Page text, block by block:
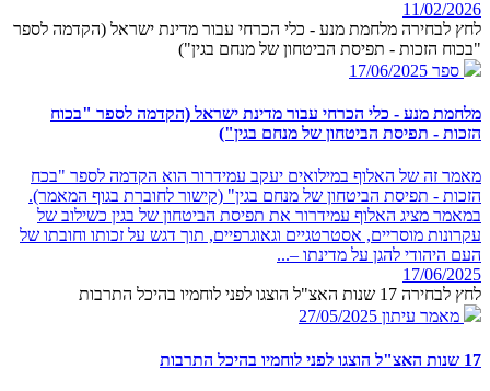
11/02/2026
לחץ לבחירה מלחמת מנע - כלי הכרחי עבור מדינת ישראל (הקדמה לספר
"בכוח הזכות - תפיסת הביטחון של מנחם בגין")
ספר 17/06/2025
מלחמת מנע - כלי הכרחי עבור מדינת ישראל (הקדמה לספר "בכוח
הזכות - תפיסת הביטחון של מנחם בגין")
מאמר זה של האלוף במילואים יעקב עמידרור הוא הקדמה לספר "בכח
הזכות - תפיסת הביטחון של מנחם בגין" (קישור לחוברת בגוף המאמר).
במאמר מציג האלוף עמידרור את תפיסת הביטחון של בגין כשילוב של
עקרונות מוסריים, אסטרטגיים וגאוגרפיים, תוך דגש על זכותו וחובתו של
העם היהודי להגן על מדינתו –...
17/06/2025
לחץ לבחירה 17 שנות האצ"ל הוצגו לפני לוחמיו בהיכל התרבות
מאמר עיתון 27/05/2025
17 שנות האצ"ל הוצגו לפני לוחמיו בהיכל התרבות